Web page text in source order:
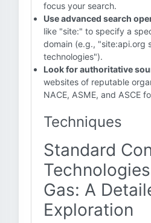
focus your search.
Use advanced search
like "site:" to specify a
domain (e.g., "site:api.org
technologies").
Look for authoritative
websites of reputable
NACE, ASME, and ASCE
Techniques
Standard
Gas: A
Exploration